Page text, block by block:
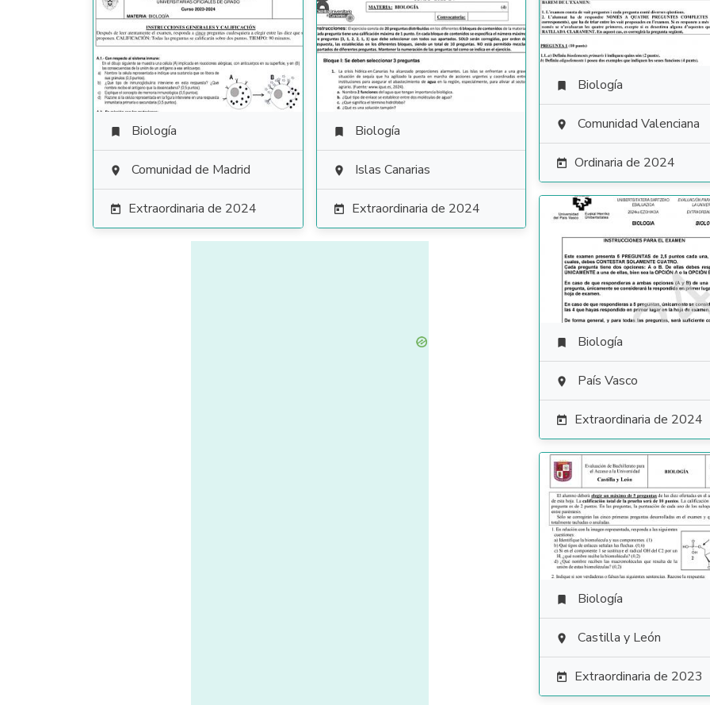
 Biología
 Comunidad Valenciana
 Ordinaria de 2024
 Biología
 Comunidad de Madrid
 Extraordinaria de 2024
 Biología
 Islas Canarias
 Extraordinaria de 2024
 Biología
 País Vasco
 Extraordinaria de 2024
 Biología
 Castilla y León
 Extraordinaria de 2023